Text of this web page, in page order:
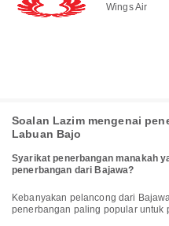
Wings Air
Soalan Lazim mengenai
Labuan Bajo
Syarikat penerbangan manakah
penerbangan dari Bajawa?
Kebanyakan pelancong dari
penerbangan paling popular untuk